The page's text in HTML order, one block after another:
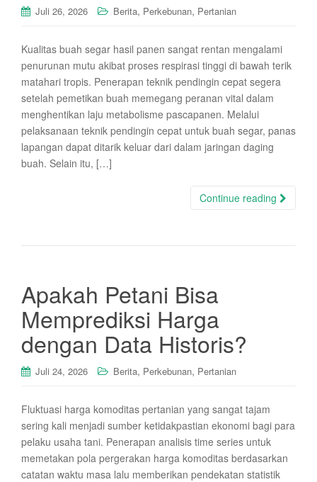
Juli 26, 2026 Berita, Perkebunan, Pertanian
Kualitas buah segar hasil panen sangat rentan mengalami
penurunan mutu akibat proses respirasi tinggi di bawah terik
matahari tropis. Penerapan teknik pendingin cepat segera
setelah pemetikan buah memegang peranan vital dalam
menghentikan laju metabolisme pascapanen. Melalui
pelaksanaan teknik pendingin cepat untuk buah segar, panas
lapangan dapat ditarik keluar dari dalam jaringan daging
buah. Selain itu, […]
Continue reading
Apakah Petani Bisa
Memprediksi Harga
dengan Data Historis?
Juli 24, 2026 Berita, Perkebunan, Pertanian
Fluktuasi harga komoditas pertanian yang sangat tajam
sering kali menjadi sumber ketidakpastian ekonomi bagi para
pelaku usaha tani. Penerapan analisis time series untuk
memetakan pola pergerakan harga komoditas berdasarkan
catatan waktu masa lalu memberikan pendekatan statistik